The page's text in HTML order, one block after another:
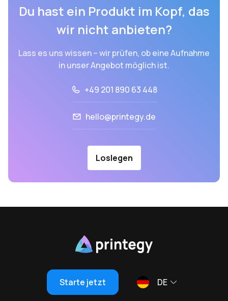
Du hast ein Produkt im Kopf, das
wir nicht anbieten?
Lass es uns wissen – wir prüfen, ob eine Aufnahme
in unser Angebot möglich ist.
+49 201 890 63 448
hello@printegy.de
Loslegen
Starte jetzt DE